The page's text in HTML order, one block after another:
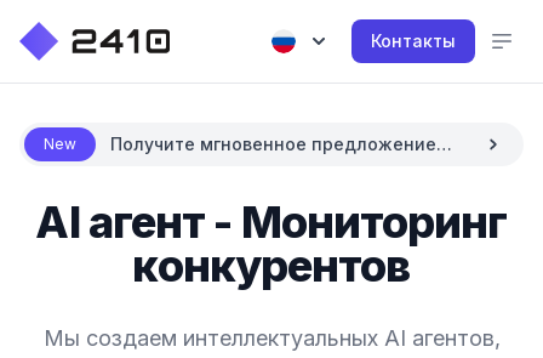
Контакты
New
Получите мгновенное предложение
AI агент - Мониторинг
конкурентов
Мы создаем интеллектуальных AI агентов,